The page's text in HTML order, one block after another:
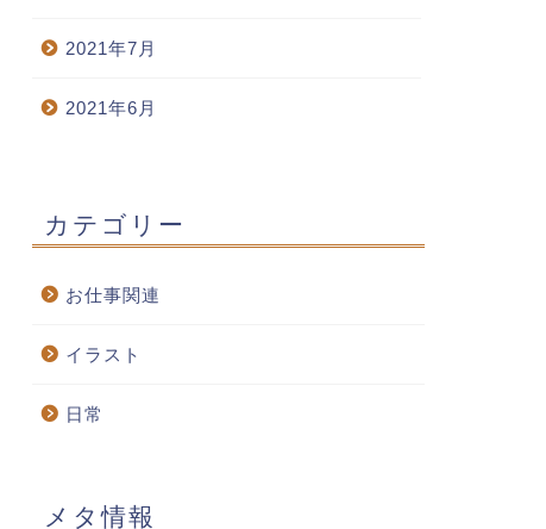
2021年7月
2021年6月
カテゴリー
お仕事関連
イラスト
日常
メタ情報